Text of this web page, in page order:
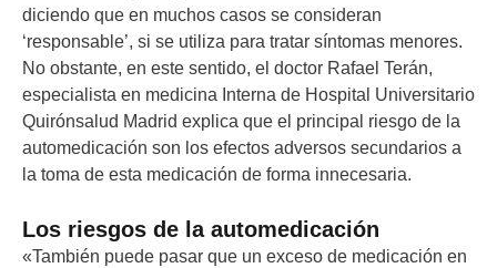
diciendo que en muchos casos se consideran
‘responsable’, si se utiliza para tratar síntomas menores.
No obstante, en este sentido, el doctor Rafael Terán,
especialista en medicina Interna de Hospital Universitario
Quirónsalud Madrid explica que el principal riesgo de la
automedicación son los efectos adversos secundarios a
la toma de esta medicación de forma innecesaria.
Los riesgos de la automedicación
«También puede pasar que un exceso de medicación en